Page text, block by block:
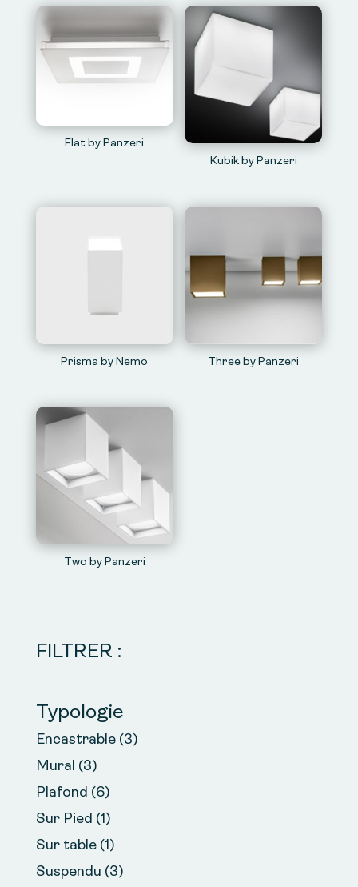
Flat by Panzeri
Kubik by Panzeri
Prisma by Nemo Three by Panzeri
Two by Panzeri
FILTRER :
Typologie
Encastrable (3)
Mural (3)
Plafond (6)
Sur Pied (1)
Sur table (1)
Suspendu (3)